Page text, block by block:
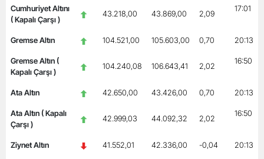
Cumhuriyet Altını
( Kapalı Çarşı )
43.218,00 43.869,00 2,09
17:01
Gremse Altın 104.521,00 105.603,00 0,70 20:13
Gremse Altın (
Kapalı Çarşı )
104.240,08 106.643,41 2,02
16:50
Ata Altın 42.650,00 43.426,00 0,70 20:13
Ata Altın ( Kapalı
Çarşı )
42.999,03 44.092,32 2,02
16:50
Ziynet Altın 41.552,01 42.336,00 -0,04 20:13